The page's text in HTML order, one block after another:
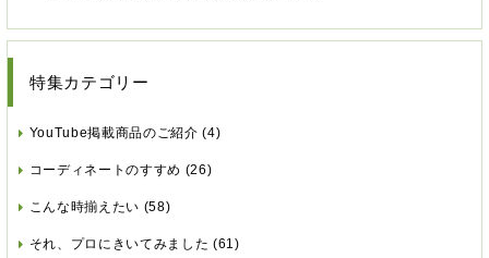
特集カテゴリー
YouTube掲載商品のご紹介 (4)
コーディネートのすすめ (26)
こんな時揃えたい (58)
それ、プロにきいてみました (61)